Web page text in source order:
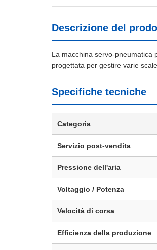
Descrizione del
La macchina servo-pneumatica
progettata per gestire varie
Specifiche tecniche
Categoria
Servizio post-vendita
Pressione dell'aria
Voltaggio / Potenza
Velocità di corsa
Efficienza della produzione